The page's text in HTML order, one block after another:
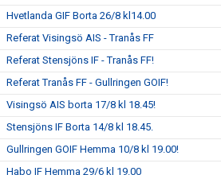
Hvetlanda GIF Borta 26/8 kl14.00
Referat Visingsö AIS - Tranås FF
Referat Stensjöns IF - Tranås FF!
Referat Tranås FF - Gullringen GOIF!
Visingsö AIS borta 17/8 kl 18.45!
Stensjöns IF Borta 14/8 kl 18.45.
Gullringen GOIF Hemma 10/8 kl 19.00!
Habo IF Hemma 29/6 kl 19.00